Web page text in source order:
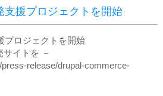
支援プロジェクトを開始
プロジェクトを開始
サイトを －
release/drupal-commerce-